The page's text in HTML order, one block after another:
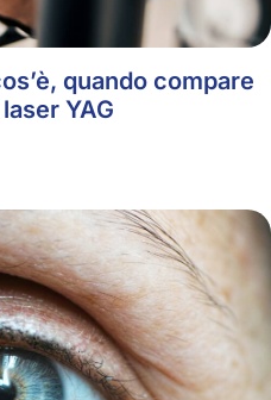
quando compare
YAG